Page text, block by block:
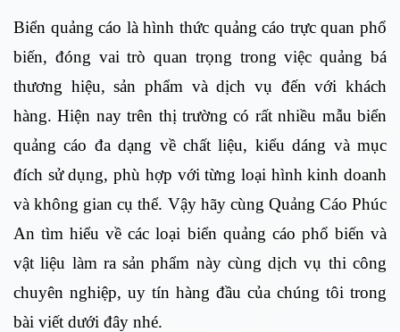
Biển quảng cáo là hình thức quảng cáo trực quan phổ
biến, đóng vai trò quan trọng trong việc quảng bá
thương hiệu, sản phẩm và dịch vụ đến với khách
hàng. Hiện nay trên thị trường có rất nhiều mẫu biển
quảng cáo đa dạng về chất liệu, kiểu dáng và mục
đích sử dụng, phù hợp với từng loại hình kinh doanh
và không gian cụ thể. Vậy hãy cùng Quảng Cáo Phúc
An tìm hiểu về các loại biển quảng cáo phổ biến và
vật liệu làm ra sản phẩm này cùng dịch vụ thi công
chuyên nghiệp, uy tín hàng đầu của chúng tôi trong
bài viết dưới đây nhé.